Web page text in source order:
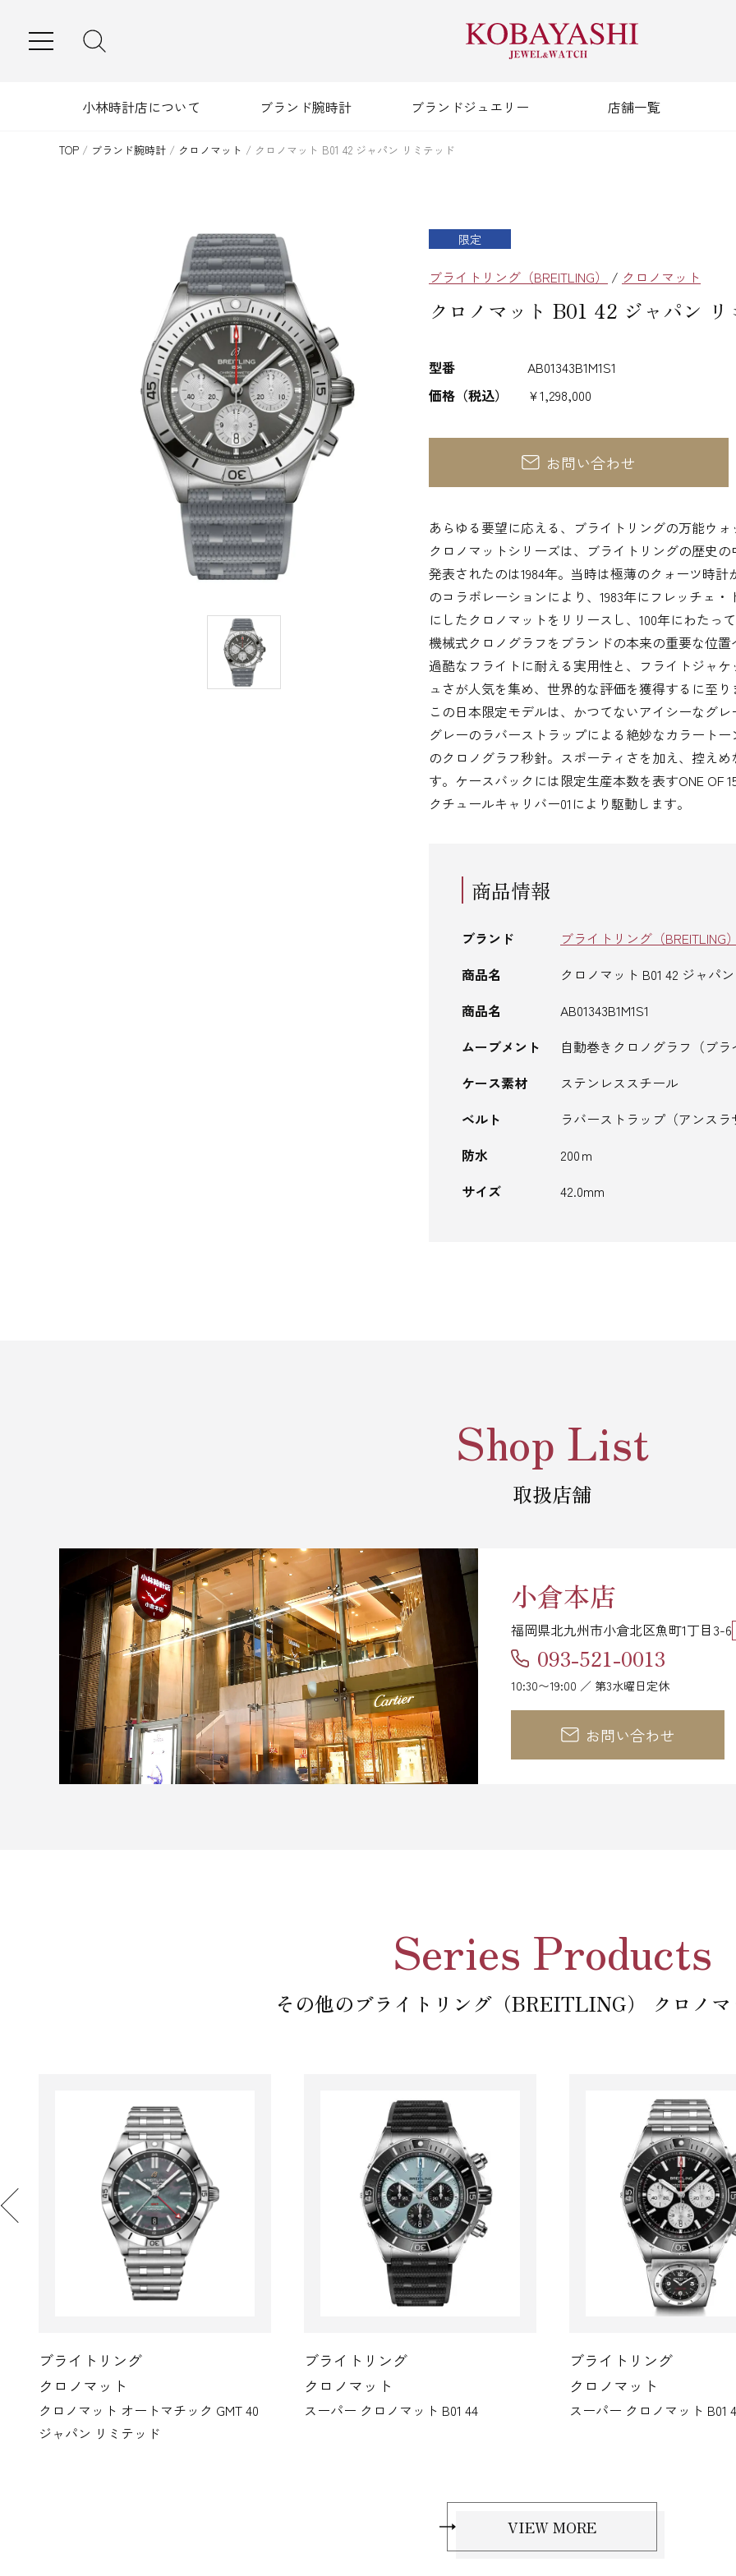
小林時計店について ブランド腕時計 ブランドジュエリー 店舗一覧
TOP / ブランド腕時計 / クロノマット / クロノマット B01 42 ジャパン リミテッド
限定
ブライトリング（BREITLING） / クロノマット
クロノマット B01 42 ジャパン リ
型番
AB01343B1M1S1
価格（税込）
¥1,298,000
お問い合わせ
あらゆる要望に応える、ブライトリングの万能ウ
クロノマットシリーズは、ブライトリングの歴史
発表されたのは1984年。当時は極薄のクォーツ時
のコラボレーションにより、1983年にフレッチェ
にしたクロノマットをリリースし、100年にわた
機械式クロノグラフをブランドの本来の重要な位
過酷なフライトに耐える実用性と、フライトジャ
ュさが人気を集め、世界的な評価を獲得するに至り
この日本限定モデルは、かつてないアイシーなグ
グレーのラバーストラップによる絶妙なカラート
のクロノグラフ秒針。スポーティさを加え、控え
す。ケースバックには限定生産本数を表すONE OF
クチュールキャリバー01により駆動します。
商品情報
ブランド
ブライトリング（BREITLING
商品名
クロノマット B01 42 ジャパ
商品名
AB01343B1M1S1
ムーブメント
自動巻きクロノグラフ（ブラ
ケース素材
ステンレススチール
ベルト
ラバーストラップ（アンス
防水
200ｍ
サイズ
42.0mm
Shop List
取扱店舗
小倉本店
福岡県北九州市小倉北区魚町1丁目3-6
093-521-0013
10:30〜19:00 ／ 第3水曜日定休
お問い合わせ
Series Products
その他のブライトリング（BREITLING） クロノ
ック GMT 40
ブライトリング
スーパー クロノマット B01 44
ブライトリング
スーパー クロノマット B01 44
ブライト
スーパー
VIEW MORE